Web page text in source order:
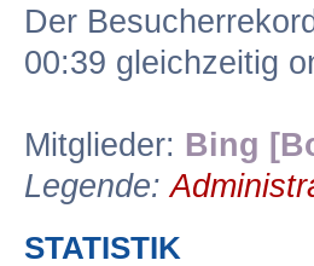
Der
00:39 gleichzeitig
Mitglieder: Bing
Legende:
STATISTIK